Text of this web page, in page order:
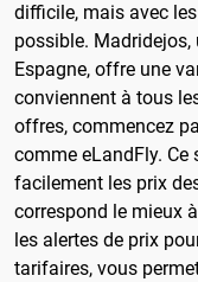
difficile, mais avec
possible. Madridejos,
Espagne, offre une
conviennent à tous
offres, commencez
comme eLandFly. Ce
facilement les prix
correspond le mieux
les alertes de prix
tarifaires, vous